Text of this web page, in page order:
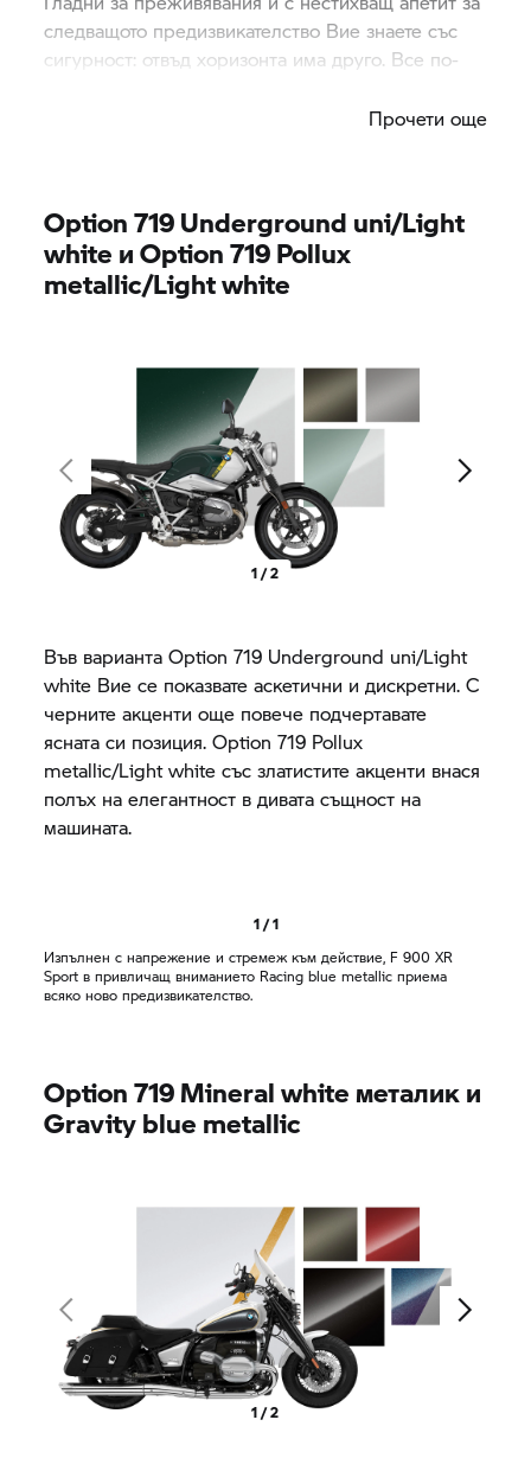
следващото предизвикателство Вие знаете със
сигурност: отвъд хоризонта има друго. Все по-
Прочети още
Option 719 Underground uni/Light
white и Option 719 Pollux
metallic/Light white
1 / 2
Във варианта Option 719 Underground uni/Light
white Вие се показвате аскетични и дискретни. С
черните акценти още повече подчертавате
ясната си позиция. Option 719 Pollux
metallic/Light white със златистите акценти внася
полъх на елегантност в дивата същност на
машината.
1 / 1
Изпълнен с напрежение и стремеж към действие, F 900 XR
Sport в привличащ вниманието Racing blue metallic приема
всяко ново предизвикателство.
Option 719 Mineral white металик и
Gravity blue metallic
1 / 2